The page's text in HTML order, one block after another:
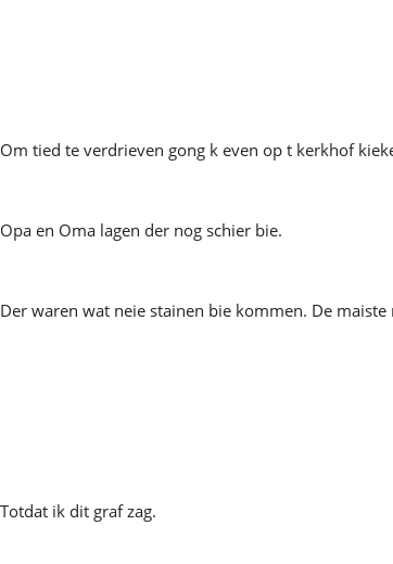
Om tied te verdrieven gong k even op t kerkhof
Opa en Oma lagen der nog schier bie.
Der waren wat neie stainen bie kommen. De
Totdat ik dit graf zag.